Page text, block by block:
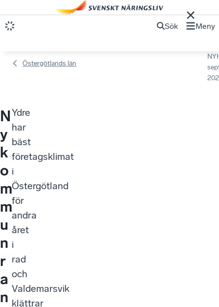
Sök Meny
Östergötlands län
N
y
k
o
m
m
u
n
r
a
n
Ydre
har
bäst
företagsklimat
i
Östergötland
för
andra
året
i
rad
och
Valdemarsvik
klättrar